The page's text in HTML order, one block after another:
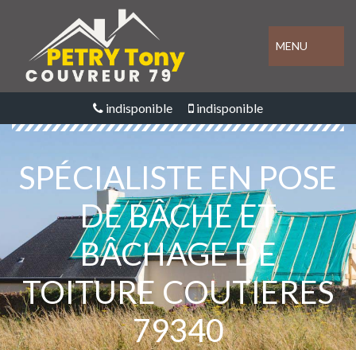
MENU
indisponible indisponible
SPÉCIALISTE EN POSE
DE BÂCHE ET
BÂCHAGE DE
TOITURE COUTIERES
79340